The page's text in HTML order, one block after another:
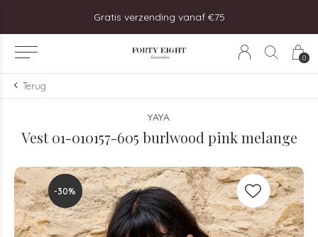
0
Gratis verzending vanaf €75
Terug
YAYA
Vest 01-010157-605 burlwood pink melange
-30%
-30%